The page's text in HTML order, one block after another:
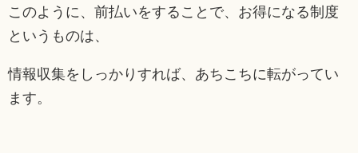
このように、前払いをすることで、お得になる制度
というものは、
情報収集をしっかりすれば、あちこちに転がってい
ます。